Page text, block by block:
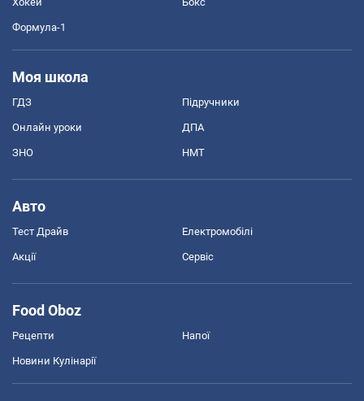
Формула-1
Моя школа
ГДЗ Підручники
Онлайн уроки ДПА
ЗНО НМТ
Авто
Тест Драйв Електромобілі
Акції Сервіс
Food Oboz
Рецепти Напої
Новини Кулінарії